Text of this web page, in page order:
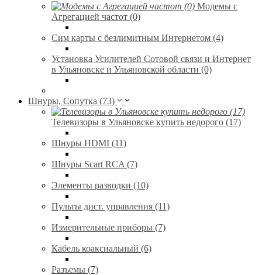
Модемы с
Агрегацией частот (0)
Сим карты с безлимитным Интернетом (4)
Установка Усилителей Сотовой связи и Интернет
в Ульяновске и Ульяновской области (0)
Шнуры, Сопутка (73)
Телевизоры в Ульяновске купить недорого (17)
Шнуры HDMI (11)
Шнуры Scart RCA (7)
Элементы разводки (10)
Пульты дист. управления (11)
Измерительные приборы (7)
Кабель коаксиальный (6)
Разъемы (7)